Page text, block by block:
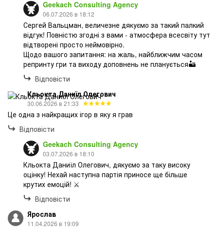
Geekach Consulting Agency
06.07.2026 в 18:12
Сергей Вальцман, величезне дякуємо за такий палкий
відгук! Повністю згодні з вами - атмосфера всесвіту тут
відтворені просто неймовірно.
Щодо вашого запитання: на жаль, найближчим часом
репринту гри та виходу доповнень не планується🏜️
Відповісти
Кльокта Даниїл Олегович
30.06.2026 в 21:33
Це одна з найкращих ігор в яку я грав
Відповісти
Geekach Consulting Agency
03.07.2026 в 18:10
Кльокта Даниїл Олегович, дякуємо за таку високу
оцінку! Нехай наступна партія приносе ще більше
крутих емоцій! ⚔️
Відповісти
Ярослав
11.04.2026 в 19:09